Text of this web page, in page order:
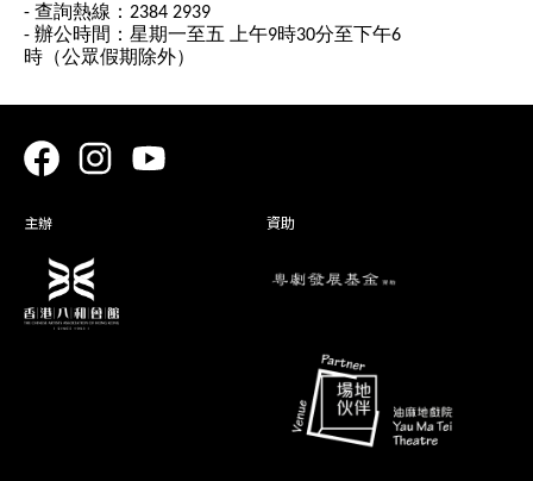
- 查詢熱線： 2384 2939
- 辦公時間：星期一至五 上午9時30分至下午6
時（公眾假期除外）
主辦 資助